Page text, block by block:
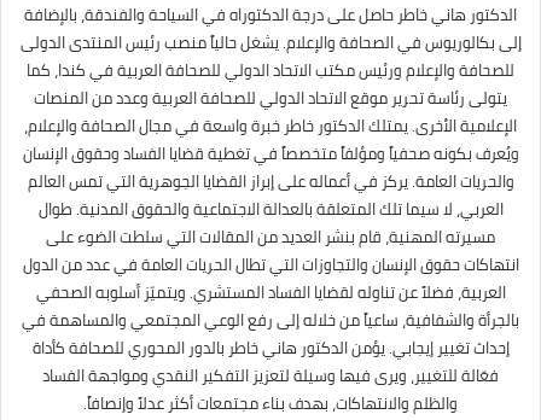
الدكتور هاني خاطر حاصل على درجة الدكتوراه في السياحة والفندقة، بالإضافة
إلى بكالوريوس في الصحافة والإعلام. يشغل حالياً منصب رئيس المنتدى الدولى
للصحافة والإعلام ورئيس مكتب الاتحاد الدولي للصحافة العربية في كندا، كما
يتولى رئاسة تحرير موقع الاتحاد الدولي للصحافة العربية وعدد من المنصات
الإعلامية الأخرى. يمتلك الدكتور خاطر خبرة واسعة في مجال الصحافة والإعلام،
ويُعرف بكونه صحفياً ومؤلفاً متخصصاً في تغطية قضايا الفساد وحقوق الإنسان
والحريات العامة. يركز في أعماله على إبراز القضايا الجوهرية التي تمس العالم
العربي، لا سيما تلك المتعلقة بالعدالة الاجتماعية والحقوق المدنية. طوال
مسيرته المهنية، قام بنشر العديد من المقالات التي سلطت الضوء على
انتهاكات حقوق الإنسان والتجاوزات التي تطال الحريات العامة في عدد من الدول
العربية، فضلاً عن تناوله لقضايا الفساد المستشري. ويتميّز أسلوبه الصحفي
بالجرأة والشفافية، ساعياً من خلاله إلى رفع الوعي المجتمعي والمساهمة في
إحداث تغيير إيجابي. يؤمن الدكتور هاني خاطر بالدور المحوري للصحافة كأداة
فعّالة للتغيير، ويرى فيها وسيلة لتعزيز التفكير النقدي ومواجهة الفساد
والظلم والانتهاكات، بهدف بناء مجتمعات أكثر عدلاً وإنصافاً.